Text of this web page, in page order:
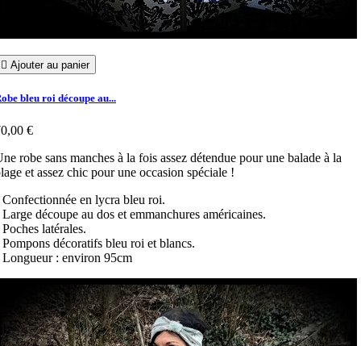
 Ajouter au panier
bleu roi découpe au...
€
robe sans manches à la fois assez détendue pour une balade à la
et assez chic pour une occasion spéciale !
Confectionnée en lycra bleu roi.
Large découpe au dos et emmanchures américaines.
Poches latérales.
Pompons décoratifs bleu roi et blancs.
Longueur : environ 95cm